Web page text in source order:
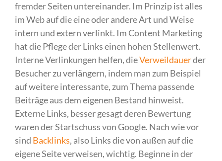
fremder Seiten untereinander. Im Prinzip ist alles
im Web auf die eine oder andere Art und Weise
intern und extern verlinkt. Im Content Marketing
hat die Pflege der Links einen hohen Stellenwert.
Interne Verlinkungen helfen, dieVerweildauerder
Besucher zu verlängern, indem man zum Beispiel
auf weitere interessante, zum Thema passende
Beiträge aus dem eigenen Bestand hinweist.
Externe Links, besser gesagt deren Bewertung
waren der Startschuss von Google. Nach wie vor
sind Backlinks, also Links die von außen auf die
eigene Seite verweisen, wichtig. Beginne in der